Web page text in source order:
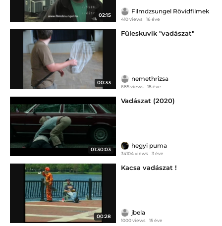
02:15
Filmdzsungel Rövidfilmek
410 views 16 éve
00:33
Füleskuvik "vadászat"
nemethrizsa
685 views 18 éve
01:30:03
Vadászat (2020)
hegyi puma
34104 views 3 éve
00:28
Kacsa vadászat !
jbela
1000 views 15 éve